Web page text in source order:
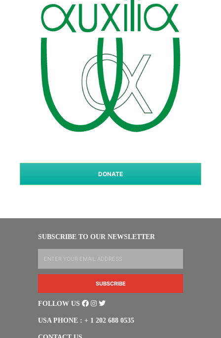
DONATE
SUBSCRIBE TO OUR NEWSLETTER
FOLLOW US
USA PHONE : + 1 202 688 0535